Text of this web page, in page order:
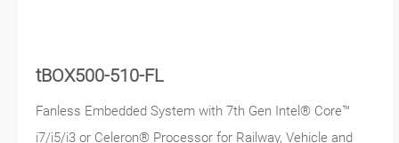
tBOX500-510-FL
Fanless Embedded System with 7th Gen Intel® Core™
i7/i5/i3 or Celeron® Processor for Railway, Vehicle and